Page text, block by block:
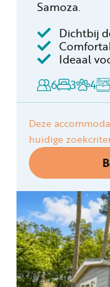
Samoza.
Dichtbij
Ideaal
6
3 4
Deze
huidige